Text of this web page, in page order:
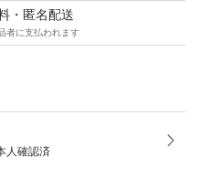
・匿名配送
者に支払われます
人確認済